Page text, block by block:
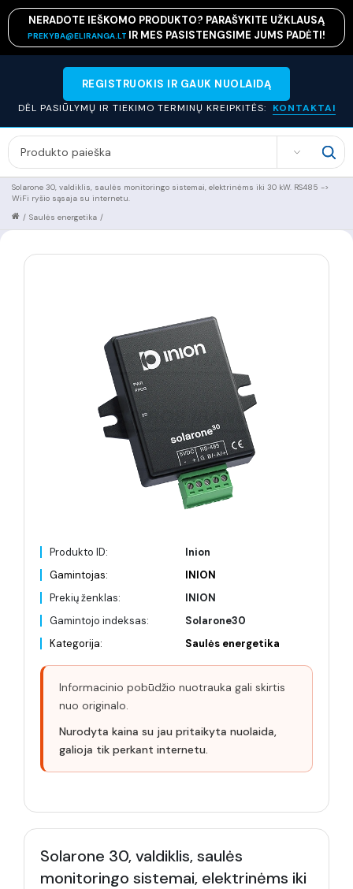
NERADOTE IEŠKOMO PRODUKTO? PARAŠYKITE UŽKLAUSĄ
PREKYBA@ELIRANGA.LT IR MES PASISTENGSIME JUMS PADĖTI!
REGISTRUOKIS IR GAUK NUOLAIDĄ
DĖL PASIŪLYMŲ IR TIEKIMO TERMINŲ KREIPKITĖS: KONTAKTAI
SEARCH
Solarone 30, valdiklis, saulės monitoringo sistemai, elektrinėms iki 30 kW. RS485 ->
WiFi ryšio sąsaja su internetu.
/
Saulės energetika
/
Produkto ID:
Inion
Gamintojas:
INION
Prekių ženklas:
INION
Gamintojo indeksas:
Solarone30
Kategorija:
Saulės energetika
Informacinio pobūdžio nuotrauka gali skirtis
nuo originalo.
Nurodyta kaina su jau pritaikyta nuolaida,
galioja tik perkant internetu.
Solarone 30, valdiklis, saulės
monitoringo sistemai, elektrinėms iki